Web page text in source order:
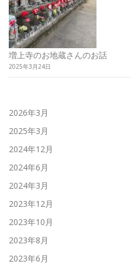
増上寺のお地蔵さんのお話
2025年3月24日
2026年3月
2025年3月
2024年12月
2024年6月
2024年3月
2023年12月
2023年10月
2023年8月
2023年6月